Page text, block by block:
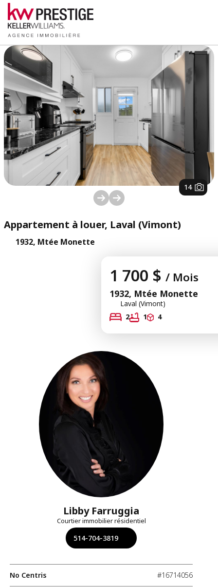
1/ 14
Appartement à louer, Laval (Vimont)
1932, Mtée Monette
1 700 $ / Mois
1932, Mtée Monette
Laval (Vimont)
2
1 4
Libby Farruggia
Courtier immobilier résidentiel
514-704-3819
No Centris #16714056